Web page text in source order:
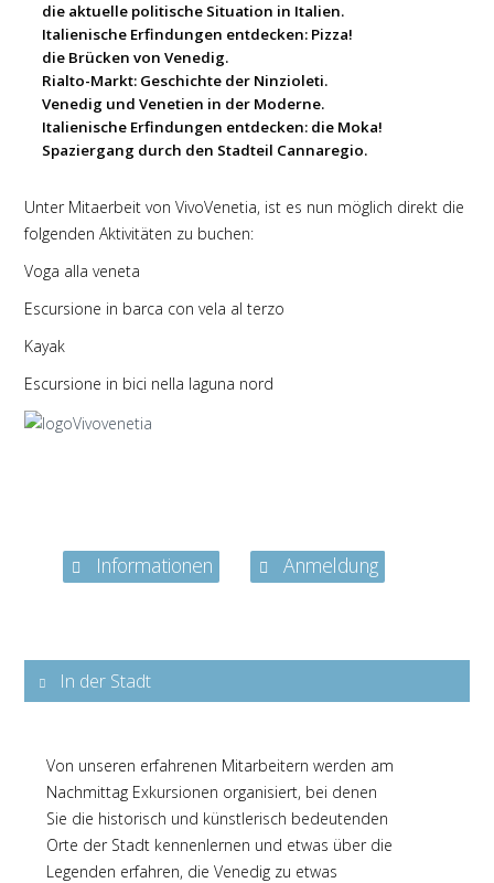
die aktuelle politische Situation in Italien.
Italienische Erfindungen entdecken: Pizza!
die Brücken von Venedig.
Rialto-Markt: Geschichte der Ninzioleti.
Venedig und Venetien in der Moderne.
Italienische Erfindungen entdecken: die Moka!
Spaziergang durch den Stadteil Cannaregio.
Unter Mitaerbeit von VivoVenetia, ist es nun möglich direkt die
folgenden Aktivitäten zu buchen:
Voga alla veneta
Escursione in barca con vela al terzo
Kayak
Escursione in bici nella laguna nord
Informationen Anmeldung
In der Stadt
Von unseren erfahrenen Mitarbeitern werden am
Nachmittag Exkursionen organisiert, bei denen
Sie die historisch und künstlerisch bedeutenden
Orte der Stadt kennenlernen und etwas über die
Legenden erfahren, die Venedig zu etwas